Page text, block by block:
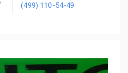
(499) 110-54-49